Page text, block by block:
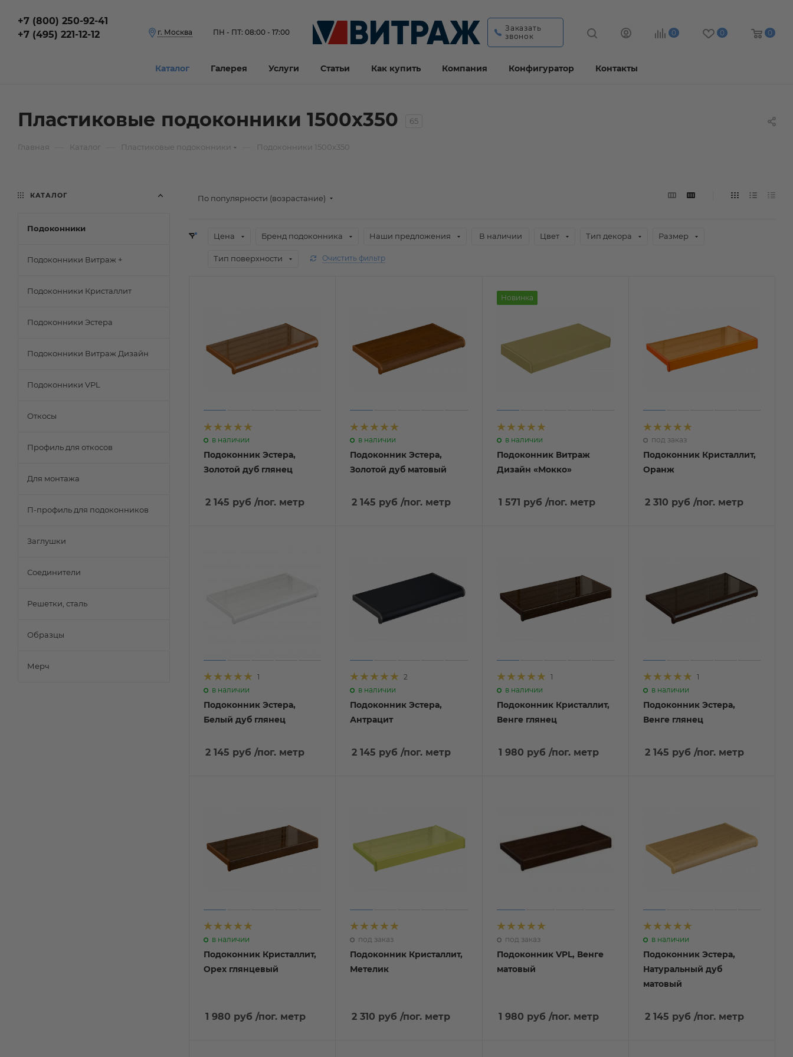
+7 (800) 250-92-41
+7 (495) 221-12-12
г. Москва ПН - ПТ: 08:00 - 17:00
Заказать
звонок
0 0 0
Каталог Галерея Услуги Статьи Как купить Компания Конфигуратор Контакты
Пластиковые подоконники 1500x350 65
Главная Каталог Пластиковые подоконники Подоконники 1500x350
По популярности (возрастание)
Цена Бренд подоконника Наши предложения В наличии Цвет Тип декора Размер
Тип поверхности Очистить фильтр
в наличии
Подоконник Эстера,
Золотой дуб глянец
2 145 руб /пог. метр
в наличии
Подоконник Эстера,
Золотой дуб матовый
2 145 руб /пог. метр
Новинка
в наличии
Подоконник Витраж
Дизайн «Мокко»
1 571 руб /пог. метр
под заказ
Подоконник Кристаллит,
Оранж
2 310 руб /пог. метр
1
в наличии
Подоконник Эстера,
Белый дуб глянец
2 145 руб /пог. метр
2
в наличии
Подоконник Эстера,
Антрацит
2 145 руб /пог. метр
1
в наличии
Подоконник Кристаллит,
Венге глянец
1 980 руб /пог. метр
1
в наличии
Подоконник Эстера,
Венге глянец
2 145 руб /пог. метр
в наличии
Подоконник Кристаллит,
Орех глянцевый
1 980 руб /пог. метр
под заказ
Подоконник Кристаллит,
Метелик
2 310 руб /пог. метр
под заказ
Подоконник VPL, Венге
матовый
1 980 руб /пог. метр
в наличии
Подоконник Эстера,
Натуральный дуб
матовый
2 145 руб /пог. метр
КАТАЛОГ
Подоконники
Подоконники Витраж +
Подоконники Кристаллит
Подоконники Эстера
Подоконники Витраж Дизайн
Подоконники VPL
Откосы
Профиль для откосов
Для монтажа
П-профиль для подоконников
Заглушки
Соединители
Решетки, сталь
Образцы
Мерч